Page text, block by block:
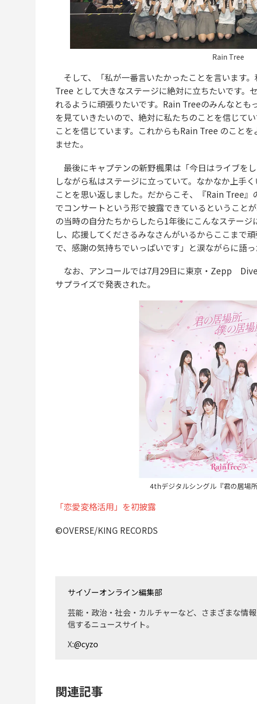
Rain Tree
そして、「私が一番言いたかったことを言います
Tree として大きなステージに絶対に立ちたいです。
れるように頑張りたいです。Rain Treeのみんなとも
を見ていきたいので、絶対に私たちのことを信じて
ことを信じています。これからもRain Tree のこと
ませた。
最後にキャプテンの新野楓果は「今日はライブを
しながら私はステージに立っていて。なかなか上手
ことを思い返しました。だからこそ、『Rain Tree
でコンサートという形で披露できているということ
の当時の自分たちからしたら1年後にこんなステージ
し、応援してくださるみなさんがいるからここまで
で、感謝の気持ちでいっぱいです」と涙ながらに語っ
なお、アンコールでは7月29日に東京・Zepp
サプライズで発表された。
4thデジタルシングル『君の居場
「恋愛変格活用」を初披露
©OVERSE/KING RECORDS
サイゾーオンライン編集部
芸能・政治・社会・カルチャーなど、さまざまな情
信するニュースサイト。
X:@cyzo
関連記事